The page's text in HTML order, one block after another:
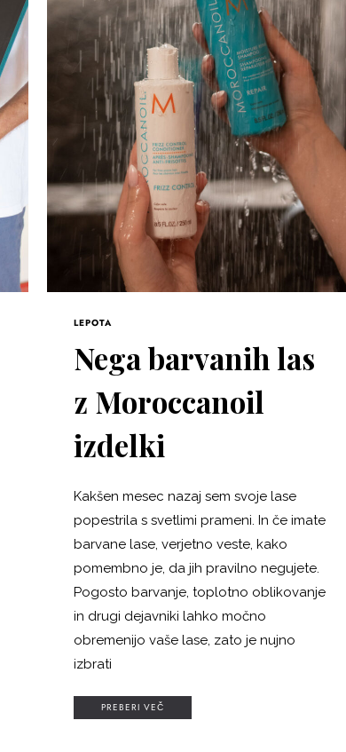
LEPOTA
Nega barvanih las
z Moroccanoil
izdelki
Kakšen mesec nazaj sem svoje lase
popestrila s svetlimi prameni. In če imate
barvane lase, verjetno veste, kako
pomembno je, da jih pravilno negujete.
Pogosto barvanje, toplotno oblikovanje
in drugi dejavniki lahko močno
obremenijo vaše lase, zato je nujno
izbrati
PREBERI VEČ